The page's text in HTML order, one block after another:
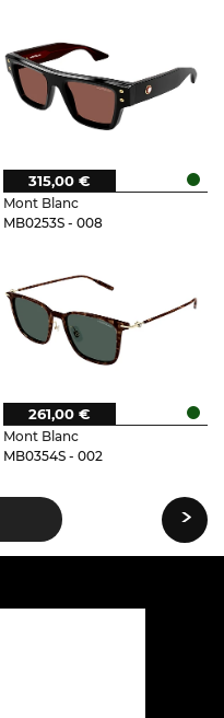
Mont Blanc
MB0253S - 008
315,00 €
Mont Blanc
MB0354S - 002
261,00 €
›